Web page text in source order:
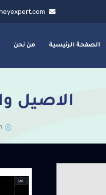
الصفحة الرئيسية من نحن
الاصيل